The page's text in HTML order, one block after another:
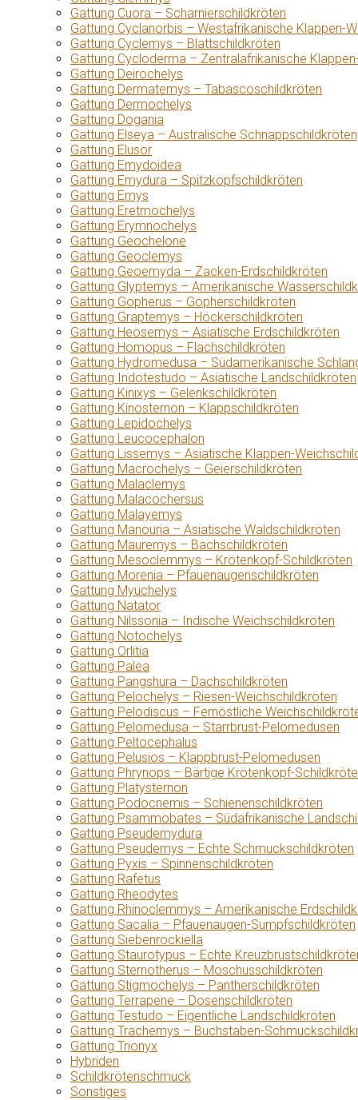
Gattung Cuora – Scharnierschildkröten
Gattung Cyclanorbis – Westafrikanische Klappen-
Gattung Cyclemys – Blattschildkröten
Gattung Cycloderma – Zentralafrikanische
Gattung Deirochelys
Gattung Dermatemys – Tabascoschildkröten
Gattung Dermochelys
Gattung Dogania
Gattung Elseya – Australische Schnappschildkröten
Gattung Elusor
Gattung Emydoidea
Gattung Emydura – Spitzkopfschildkröten
Gattung Emys
Gattung Eretmochelys
Gattung Erymnochelys
Gattung Geochelone
Gattung Geoclemys
Gattung Geoemyda – Zacken-Erdschildkröten
Gattung Glyptemys – Amerikanische
Gattung Gopherus – Gopherschildkröten
Gattung Graptemys – Höckerschildkröten
Gattung Heosemys – Asiatische Erdschildkröten
Gattung Homopus – Flachschildkröten
Gattung Hydromedusa – Südamerikanische
Gattung Indotestudo – Asiatische Landschildkröten
Gattung Kinixys – Gelenkschildkröten
Gattung Kinosternon – Klappschildkröten
Gattung Lepidochelys
Gattung Leucocephalon
Gattung Lissemys – Asiatische Klappen-
Gattung Macrochelys – Geierschildkröten
Gattung Malaclemys
Gattung Malacochersus
Gattung Malayemys
Gattung Manouria – Asiatische Waldschildkröten
Gattung Mauremys – Bachschildkröten
Gattung Mesoclemmys – Krötenkopf-Schildkröten
Gattung Morenia – Pfauenaugenschildkröten
Gattung Myuchelys
Gattung Natator
Gattung Nilssonia – Indische Weichschildkröten
Gattung Notochelys
Gattung Orlitia
Gattung Palea
Gattung Pangshura – Dachschildkröten
Gattung Pelochelys – Riesen-Weichschildkröten
Gattung Pelodiscus – Fernöstliche
Gattung Pelomedusa – Starrbrust-Pelomedusen
Gattung Peltocephalus
Gattung Pelusios – Klappbrust-Pelomedusen
Gattung Phrynops – Bärtige Krötenkopf-
Gattung Platysternon
Gattung Podocnemis – Schienenschildkröten
Gattung Psammobates – Südafrikanische
Gattung Pseudemydura
Gattung Pseudemys – Echte Schmuckschildkröten
Gattung Pyxis – Spinnenschildkröten
Gattung Rafetus
Gattung Rheodytes
Gattung Rhinoclemmys – Amerikanische
Gattung Sacalia – Pfauenaugen-Sumpfschildkröten
Gattung Siebenrockiella
Gattung Staurotypus – Echte
Gattung Sternotherus – Moschusschildkröten
Gattung Stigmochelys – Pantherschildkröten
Gattung Terrapene – Dosenschildkröten
Gattung Testudo – Eigentliche Landschildkröten
Gattung Trachemys – Buchstaben-
Gattung Trionyx
Hybriden
Schildkrötenschmuck
Sonstiges